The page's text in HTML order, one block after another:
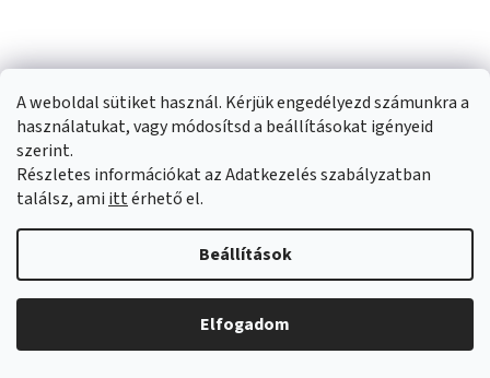
A weboldal sütiket használ. Kérjük engedélyezd számunkra a
használatukat, vagy módosítsd a beállításokat igényeid
szerint.
Részletes információkat az Adatkezelés szabályzatban
találsz, ami ittérhető el.
Beállítások
Elfogadom
Ajtóra rögzíthető
húzódzkodó inSPORTline
RK72
ből
10 700 Ft
Hasizom erősítő
Duo II
A
5-
ből
Raktáron
23 300 Ft